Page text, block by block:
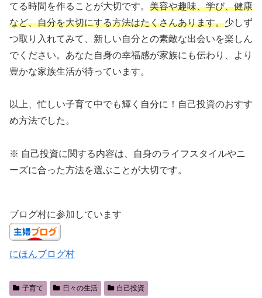
てる時間を作ることが大切です。 美容や趣味、学び、健康
など、自分を大切にする方法はたくさんあります。少しず
つ取り入れてみて、新しい自分との素敵な出会いを楽しん
でください。あなた自身の幸福感が家族にも伝わり、より
豊かな家族生活が待っています。
以上、忙しい子育て中でも輝く自分に！自己投資のおすす
め方法でした。
※ 自己投資に関する内容は、自身のライフスタイルやニ
ーズに合った方法を選ぶことが大切です。
ブログ村に参加しています
にほんブログ村
子育て 日々の生活 自己投資